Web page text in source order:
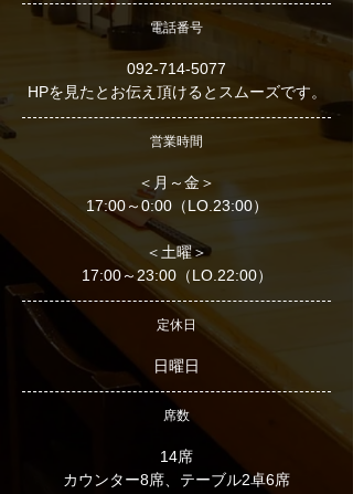
電話番号
​092-714-5077
HPを見たとお伝え頂けるとスムーズです。
営業時間
＜月～金＞
17:00～0:00（LO.23:00）
＜土曜＞
17:00～23:00（LO.22:00）
定休日
日曜日
席数
14席
カウンター8席、テーブル2卓6席